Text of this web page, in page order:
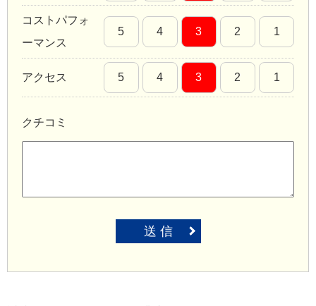
コストパフォ
ーマンス
5 4 3 2 1
アクセス 5 4 3 2 1
クチコミ
送 信